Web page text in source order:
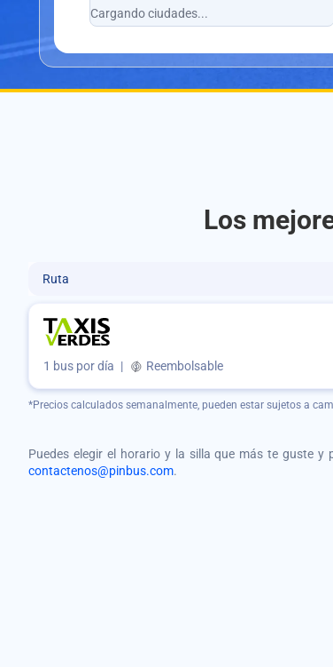
Los
Ruta
1 bus por día | Reembolsable
*Precios calculados semanalmente, pueden estar sujetos a
Puedes elegir el horario y la silla que más te guste
contactenos@pinbus.com.